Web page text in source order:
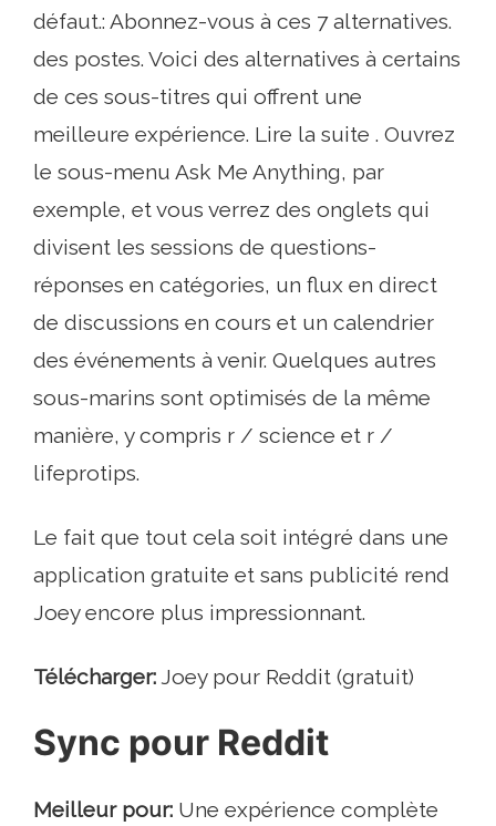
défaut.: Abonnez-vous à ces 7 alternatives.
des postes. Voici des alternatives à certains
de ces sous-titres qui offrent une
meilleure expérience. Lire la suite . Ouvrez
le sous-menu Ask Me Anything, par
exemple, et vous verrez des onglets qui
divisent les sessions de questions-
réponses en catégories, un flux en direct
de discussions en cours et un calendrier
des événements à venir. Quelques autres
sous-marins sont optimisés de la même
manière, y compris r / science et r /
lifeprotips.
Le fait que tout cela soit intégré dans une
application gratuite et sans publicité rend
Joey encore plus impressionnant.
Télécharger: Joey pour Reddit (gratuit)
Sync pour Reddit
Meilleur pour: Une expérience complète